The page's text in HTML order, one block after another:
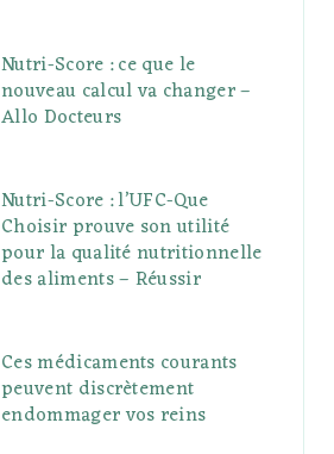
Nutri-Score : ce que le
nouveau calcul va changer –
Allo Docteurs
Nutri-Score : l’UFC-Que
Choisir prouve son utilité
pour la qualité nutritionnelle
des aliments – Réussir
Ces médicaments courants
peuvent discrètement
endommager vos reins